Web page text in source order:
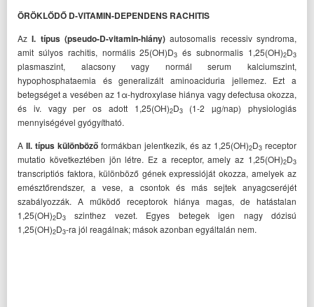
ÖRÖKLŐDŐ D-VITAMIN-DEPENDENS RACHITIS
AzI. típus (pseudo-D-vitamin-hiány) autosomalis recessiv syndroma,
amit súlyos rachitis, normális 25(OH)D3 és subnormalis 1,25(OH)2D3
plasmaszint, alacsony vagy normál serum kalciumszint,
hypophosphataemia és generalizált aminoaciduria jellemez. Ezt a
betegséget a vesében az 1α-hydroxylase hiánya vagy defectusa okozza,
és iv. vagy per os adott 1,25(OH)2D3(1-2 µg/nap) physiologiás
mennyiségével gyógyítható.
A II. típus különböző formákban jelentkezik, és az 1,25(OH)2D3 receptor
mutatio következtében jön létre. Ez a receptor, amely az 1,25(OH)2D3
transcriptiós faktora, különböző gének expressióját okozza, amelyek az
emésztőrendszer, a vese, a csontok és más sejtek anyagcseréjét
szabályozzák. A működő receptorok hiánya magas, de hatástalan
1,25(OH)2D3
szinthez vezet. Egyes betegek igen nagy dózisú
1,25(OH)2D3-ra jól reagálnak; mások azonban egyáltalán nem.